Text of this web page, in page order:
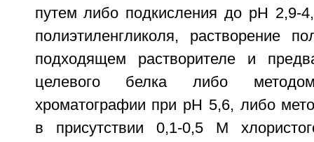
путем либо подкисления до pH 2,9-
полиэтиленгликоля, растворение
подходящем растворителе и
целевого белка либо методом
хроматографии при pH 5,6, либо
в присутствии 0,1-0,5 M